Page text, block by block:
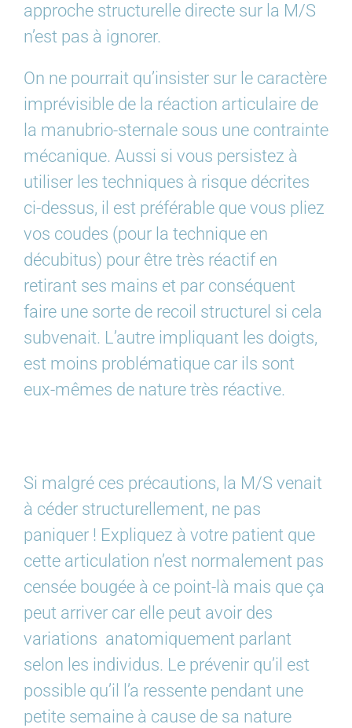
approche structurelle directe sur la M/S
n’est pas à ignorer.
On ne pourrait qu’insister sur le caractère
imprévisible de la réaction articulaire de
la manubrio-sternale sous une contrainte
mécanique. Aussi si vous persistez à
utiliser les techniques à risque décrites
ci-dessus, il est préférable que vous pliez
vos coudes (pour la technique en
décubitus) pour être très réactif en
retirant ses mains et par conséquent
faire une sorte de recoil structurel si cela
subvenait. L’autre impliquant les doigts,
est moins problématique car ils sont
eux-mêmes de nature très réactive.
Si malgré ces précautions, la M/S venait
à céder structurellement, ne pas
paniquer ! Expliquez à votre patient que
cette articulation n’est normalement pas
censée bougée à ce point-là mais que ça
peut arriver car elle peut avoir des
variations anatomiquement parlant
selon les individus. Le prévenir qu’il est
possible qu’il l’a ressente pendant une
petite semaine à cause de sa nature